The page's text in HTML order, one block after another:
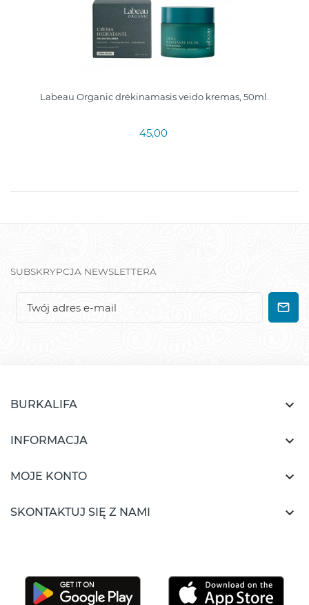
Labeau Organic drėkinamasis veido kremas, 50ml.
45,00
SUBSKRYPCJA NEWSLETTERA
BURKALIFA 
INFORMACJA 
MOJE KONTO 
SKONTAKTUJ SIĘ Z NAMI 